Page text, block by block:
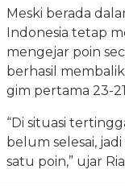
Meski berada
Indonesia tetap
mengejar poin
berhasil
gim pertama 23-
“Di situasi
belum selesai,
satu poin,” ujar